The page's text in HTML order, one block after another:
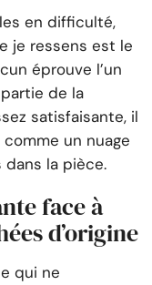
en difficulté,
je ressens est le
éprouve l’un
de la
satisfaisante, il
un nuage
la pièce.
face à
d’origine
qui ne